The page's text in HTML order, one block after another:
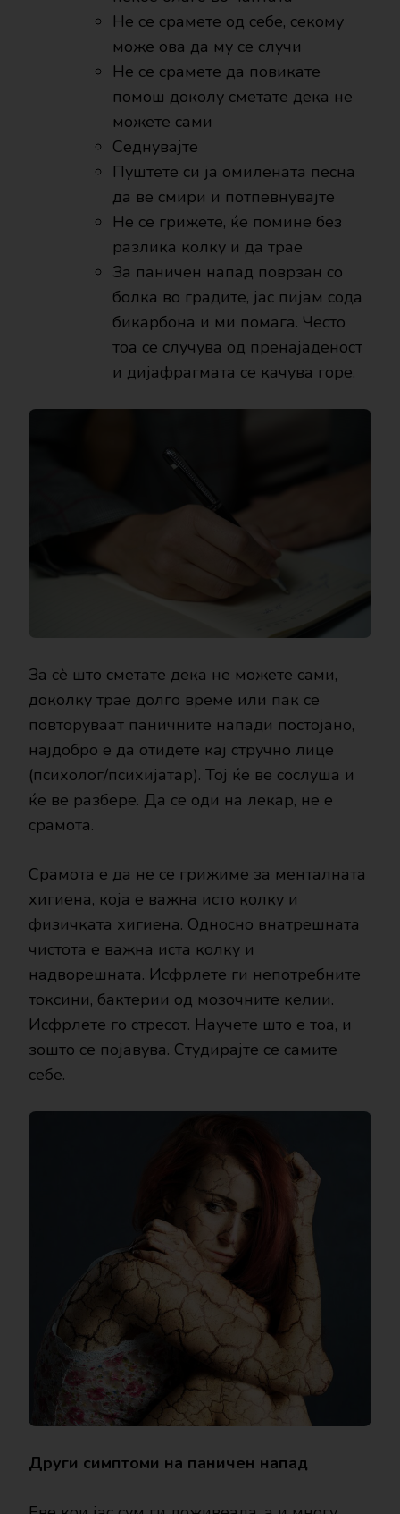
Не се срамете од себе, секому
може ова да му се случи
Не се срамете да повикате
помош доколу сметате дека не
можете сами
Седнувајте
Пуштете си ја омилената песна
да ве смири и потпевнувајте
Не се грижете, ќе помине без
разлика колку и да трае
За паничен напад поврзан со
болка во градите, јас пијам сода
бикарбона и ми помага. Често
тоа се случува од пренајаденост
и дијафрагмата се качува горе.
За сѐ што сметате дека не можете сами,
доколку трае долго време или пак се
повторуваат паничните напади постојано,
најдобро е да отидете кај стручно лице
(психолог/психијатар). Тој ќе ве сослуша и
ќе ве разбере. Да се оди на лекар, не е
срамота.
Срамота е да не се грижиме за менталната
хигиена, која е важна исто колку и
физичката хигиена. Односно внатрешната
чистота е важна иста колку и
надворешната. Исфрлете ги непотребните
токсини, бактерии од мозочните келии.
Исфрлете го стресот. Научете што е тоа, и
зошто се појавува. Студирајте се самите
себе.
Други симптоми на паничен напад